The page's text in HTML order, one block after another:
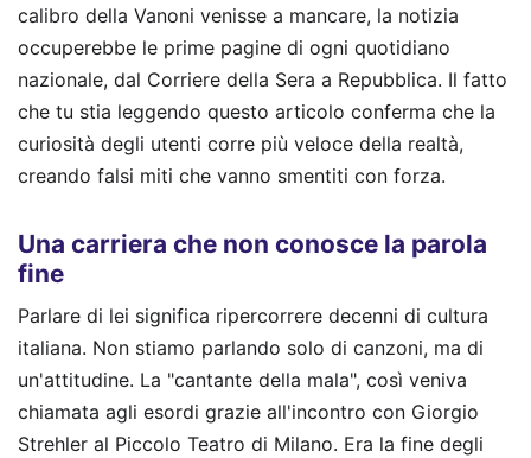
calibro della Vanoni venisse a mancare, la notizia
occuperebbe le prime pagine di ogni quotidiano
nazionale, dal Corriere della Sera a Repubblica. Il fatto
che tu stia leggendo questo articolo conferma che la
curiosità degli utenti corre più veloce della realtà,
creando falsi miti che vanno smentiti con forza.
Una carriera che non conosce la parola
fine
Parlare di lei significa ripercorrere decenni di cultura
italiana. Non stiamo parlando solo di canzoni, ma di
un'attitudine. La "cantante della mala", così veniva
chiamata agli esordi grazie all'incontro con Giorgio
Strehler al Piccolo Teatro di Milano. Era la fine degli